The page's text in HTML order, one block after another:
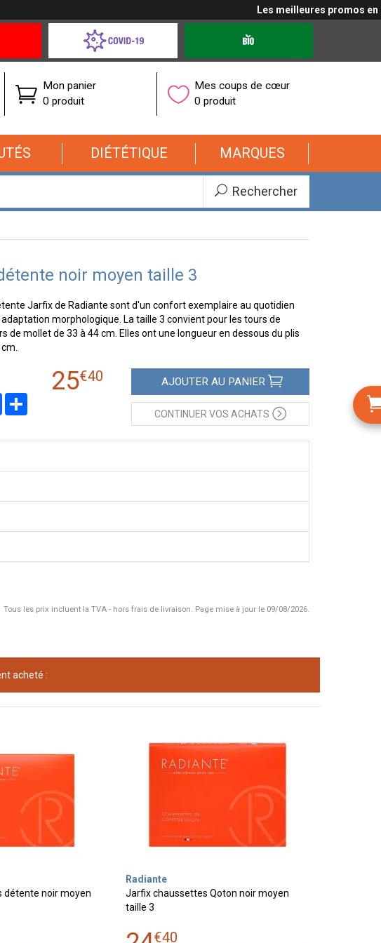
Les meilleures promos en
Coronavirus
Mon panier
0 produit
Mes coups de cœur
0 produit
DIÉTÉTIQUE MARQUES
Rechercher
noir moyen taille 3
Jarfix de Radiante sont d'un confort exemplaire au quotidien
morphologique. La taille 3 convient pour les tours de
de mollet de 33 à 44 cm. Elles ont une longueur en dessous du plis
FacebookPartager
25€40 AJOUTER AU PANIER
CONTINUER VOS ACHATS
Tous les prix incluent la TVA - hors frais de livraison. Page mise à jour le 09/08/2026.
acheté :
détente noir moyen
Radiante
Jarfix chaussettes Qoton noir moyen
taille 3
€40